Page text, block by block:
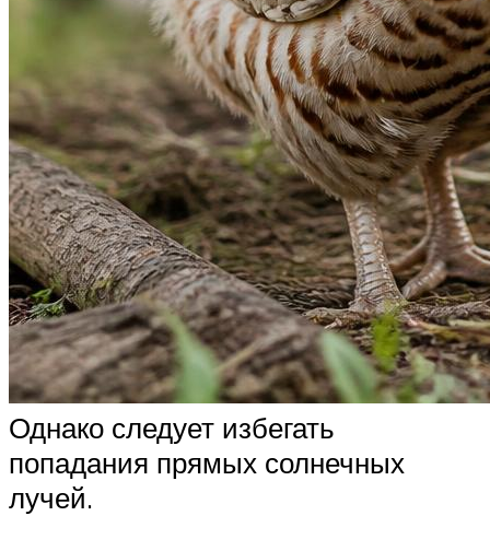
Однако следует избегать
попадания прямых солнечных
лучей.